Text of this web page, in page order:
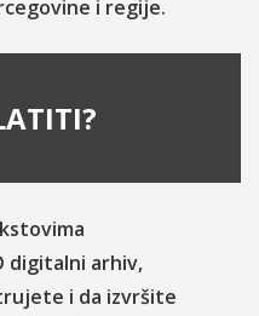
i regije.
digitalni arhiv,
i da izvršite